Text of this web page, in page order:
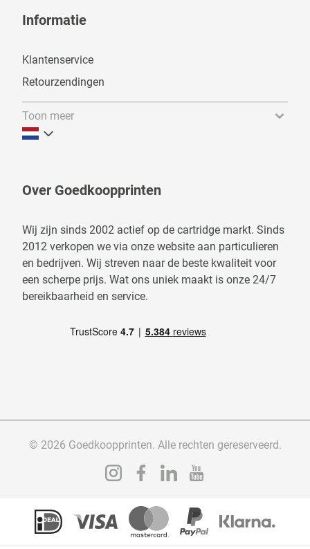
Informatie
Klantenservice
Retourzendingen
Toon meer
Over Goedkoopprinten
Wij zijn sinds 2002 actief op de cartridge markt. Sinds
2012 verkopen we via onze website aan particulieren
en bedrijven. Wij streven naar de beste kwaliteit voor
een scherpe prijs. Wat ons uniek maakt is onze 24/7
bereikbaarheid en service.
© 2026 Goedkoopprinten. Alle rechten gereserveerd.